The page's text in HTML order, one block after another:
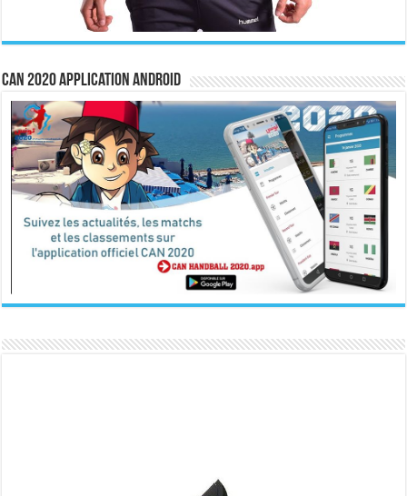
CAN 2020 Application Android